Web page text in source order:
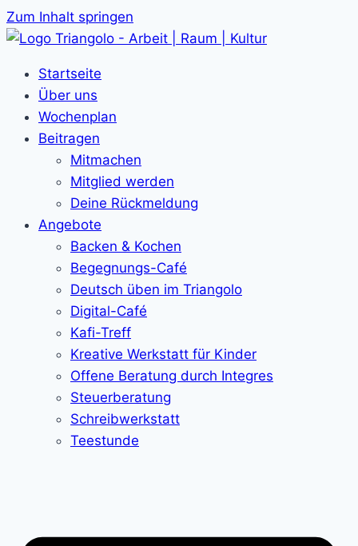
Zum Inhalt springen
Startseite
Über uns
Wochenplan
Beitragen
Mitmachen
Mitglied werden
Deine Rückmeldung
Angebote
Backen & Kochen
Begegnungs-Café
Deutsch üben im Triangolo
Digital-Café
Kafi-Treff
Kreative Werkstatt für Kinder
Offene Beratung durch Integres
Steuerberatung
Schreibwerkstatt
Teestunde